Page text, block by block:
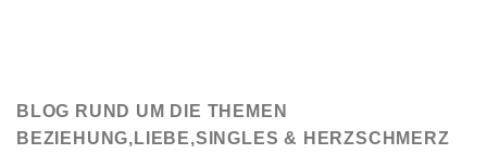
BLOG RUND UM DIE THEMEN
BEZIEHUNG,LIEBE,SINGLES & HERZSCHMERZ